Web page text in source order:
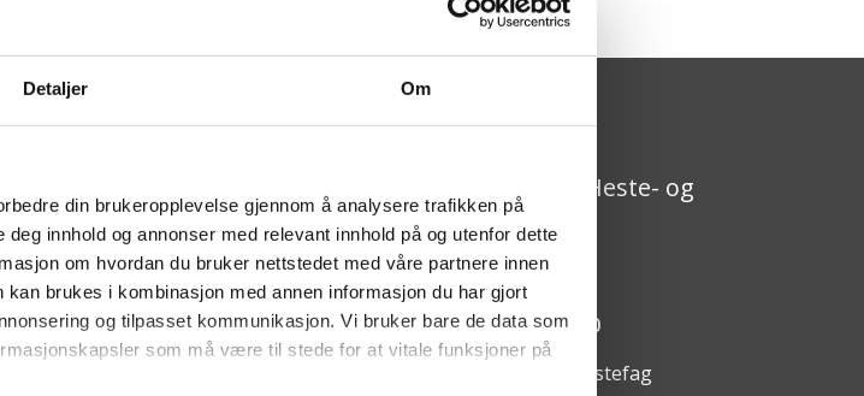
Detaljer Om
din brukeropplevelse gjennom å analysere trafikken på
innhold og annonser med relevant innhold på og utenfor dette
om hvordan du bruker nettstedet med våre partnere innen
brukes i kombinasjon med annen informasjon du har gjort
og tilpasset kommunikasjon. Vi bruker bare de data som
som må være til stede for at vitale funksjoner på
å
Opplæringskontoret for Heste- og
Hovslagerfaget
Starumsvegen 64, 2850 Lena
Åpningstider:
Mandag - fredag kl. 08:00 - 15:00
https://www.facebook.com/hestefag